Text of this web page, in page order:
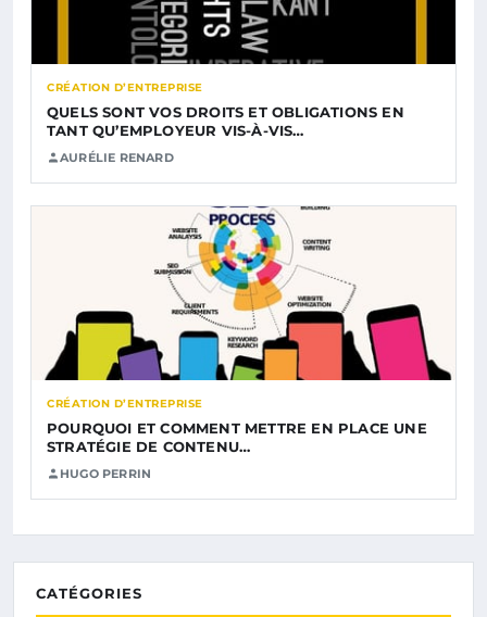
CRÉATION D’ENTREPRISE
QUELS SONT VOS DROITS ET OBLIGATIONS EN
TANT QU’EMPLOYEUR VIS-À-VIS…
AURÉLIE RENARD
CRÉATION D’ENTREPRISE
POURQUOI ET COMMENT METTRE EN PLACE UNE
STRATÉGIE DE CONTENU…
HUGO PERRIN
CATÉGORIES